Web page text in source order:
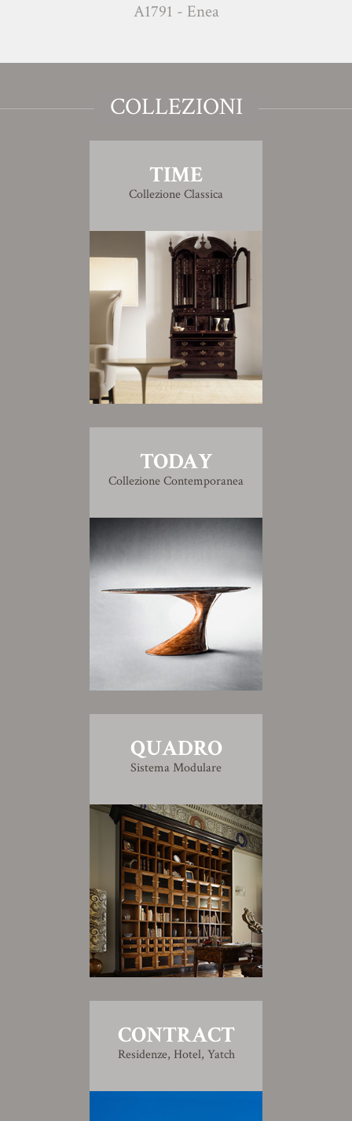
A1791 - Enea
COLLEZIONI
TIME
Collezione Classica
TODAY
Collezione Contemporanea
QUADRO
Sistema Modulare
CONTRACT
Residenze, Hotel, Yatch